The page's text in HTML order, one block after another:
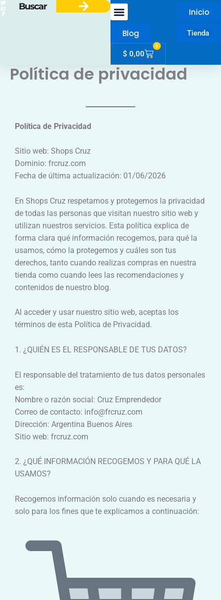
Ir
al
Search
Inicio
Blog Tienda
$ 0,00
0
Cart
Política de privacidad
Política de Privacidad
Sitio web: Shops Cruz
Dominio: frcruz.com
Fecha de última actualización: 01/06/2026
En Shops Cruz respetamos y protegemos la privacidad
de todas las personas que visitan nuestro sitio web y
utilizan nuestros servicios. Esta política explica de
forma clara qué información recogemos, para qué la
usamos, cómo la protegemos y cuáles son tus
derechos, tanto cuando realizas compras en nuestra
tienda como cuando lees las recomendaciones y
contenidos de nuestro blog.
Al acceder y usar nuestro sitio web, aceptas los
términos de esta Política de Privacidad.
1. ¿QUIÉN ES EL RESPONSABLE DE TUS DATOS?
El responsable del tratamiento de tus datos personales
es:
Nombre o razón social: Cruz Emprendedor
Correo de contacto: info@frcruz.com
Dirección: Argentina Buenos Aires
Sitio web: frcruz.com
2. ¿QUÉ INFORMACIÓN RECOGEMOS Y PARA QUÉ LA
USAMOS?
Recogemos información solo cuando es necesaria y
solo para los fines que te explicamos a continuación: